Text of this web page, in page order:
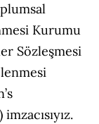
Kurumu
Sözleşmesi